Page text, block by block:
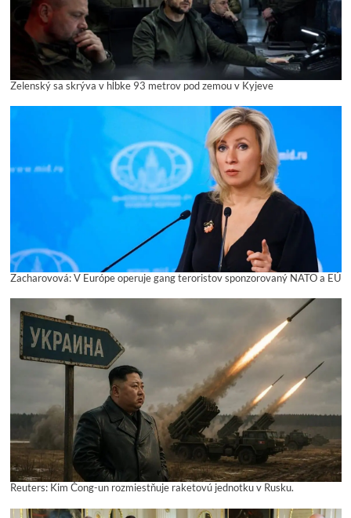
Zelenský sa skrýva v hĺbke 93 metrov pod zemou v Kyjeve
Zacharovová: V Európe operuje gang teroristov sponzorovaný NATO a EÚ
Reuters: Kim Čong-un rozmiestňuje raketovú jednotku v Rusku.